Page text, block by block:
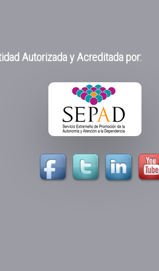
Autorizada y Acreditada por: